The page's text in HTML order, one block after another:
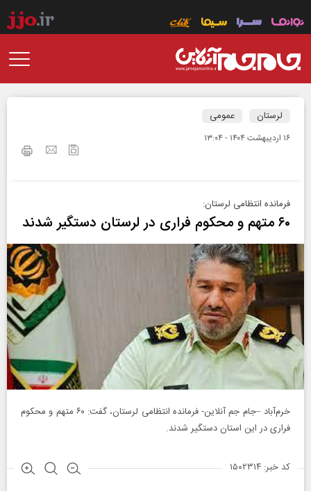
لرستان عمومی
۱۶ ارديبهشت ۱۴۰۴ - ۱۳:۰۴
فرمانده انتظامی لرستان:
۶۰ متهم و محکوم فراری در لرستان دستگیر شدند
خرم‌آباد –جام جم آنلاین- فرمانده انتظامی لرستان، گفت: ۶۰ متهم و محکوم
فراری در این استان دستگیر شدند.
کد خبر: ۱۵۰۲۳۱۴